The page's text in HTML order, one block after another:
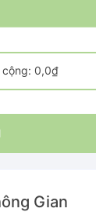
cộng: 0,0₫
Gian